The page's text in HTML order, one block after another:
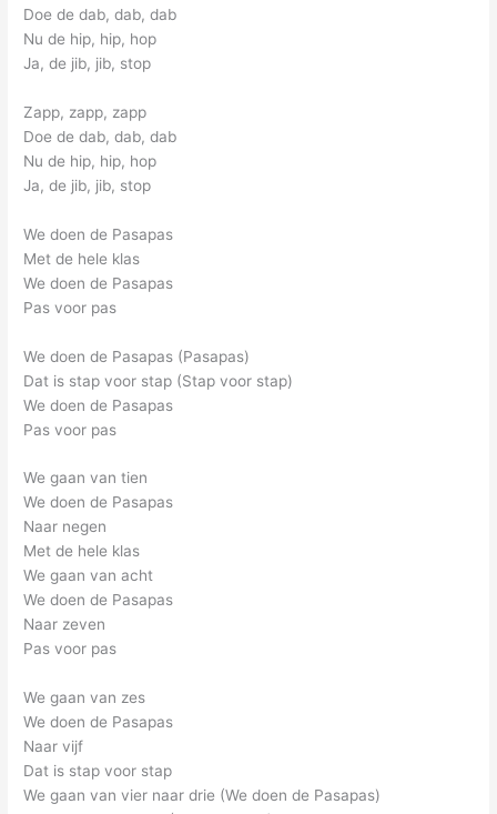
Doe de dab, dab, dab
Nu de hip, hip, hop
Ja, de jib, jib, stop
Zapp, zapp, zapp
Doe de dab, dab, dab
Nu de hip, hip, hop
Ja, de jib, jib, stop
We doen de Pasapas
Met de hele klas
We doen de Pasapas
Pas voor pas
We doen de Pasapas (Pasapas)
Dat is stap voor stap (Stap voor stap)
We doen de Pasapas
Pas voor pas
We gaan van tien
We doen de Pasapas
Naar negen
Met de hele klas
We gaan van acht
We doen de Pasapas
Naar zeven
Pas voor pas
We gaan van zes
We doen de Pasapas
Naar vijf
Dat is stap voor stap
We gaan van vier naar drie (We doen de Pasapas)